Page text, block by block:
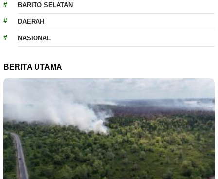
BARITO SELATAN
DAERAH
NASIONAL
BERITA UTAMA